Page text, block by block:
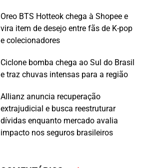
Oreo BTS Hotteok chega à Shopee e
vira item de desejo entre fãs de K-pop
e colecionadores
Ciclone bomba chega ao Sul do Brasil
e traz chuvas intensas para a região
Allianz anuncia recuperação
extrajudicial e busca reestruturar
dívidas enquanto mercado avalia
impacto nos seguros brasileiros